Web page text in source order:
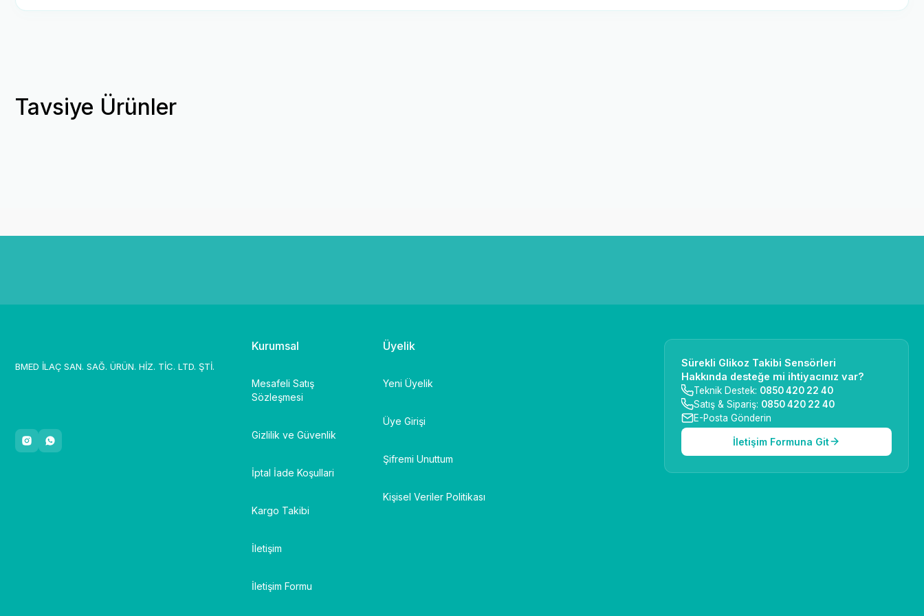
Tavsiye Ürünler
1.996,01 ₺ + KDV
Sibionics GS1 CGM | Glikoz Sensörü
Sibionics Glikoz Sensörü 8+1
10.833,00 ₺ + KDV
SiWatch Glikoz Ölçüm Akıllı Saati
BMED İLAÇ SAN. SAĞ. ÜRÜN. HİZ. TİC. LTD. ŞTİ.
Kurumsal
Mesafeli Satış
Sözleşmesi
Gizlilik ve Güvenlik
İptal İade Koşullari
Kargo Takibi
İletişim
İletişim Formu
Üyelik
Yeni Üyelik
Üye Girişi
Şifremi Unuttum
Kişisel Veriler Politikası
Sürekli Glikoz Takibi Sensörleri
Hakkında desteğe mi ihtiyacınız var?
Teknik Destek: 0850 420 22 40
Satış & Sipariş: 0850 420 22 40
E-Posta Gönderin
İletişim Formuna Git